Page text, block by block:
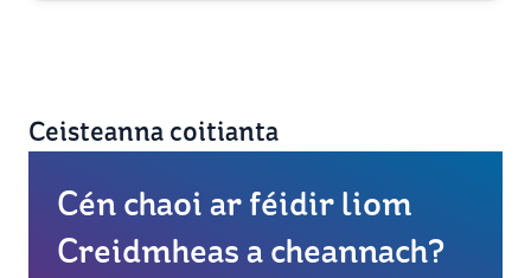
Ceisteanna coitianta
Cén chaoi ar féidir liom
Creidmheas a cheannach?